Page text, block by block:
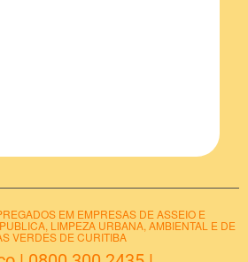
EM EMPRESAS DE ASSEIO E
LIMPEZA URBANA, AMBIENTAL E DE
VERDES DE CURITIBA